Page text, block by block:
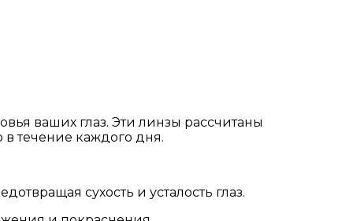
ваших глаз. Эти линзы рассчитаны
течение каждого дня.
сухость и усталость глаз.